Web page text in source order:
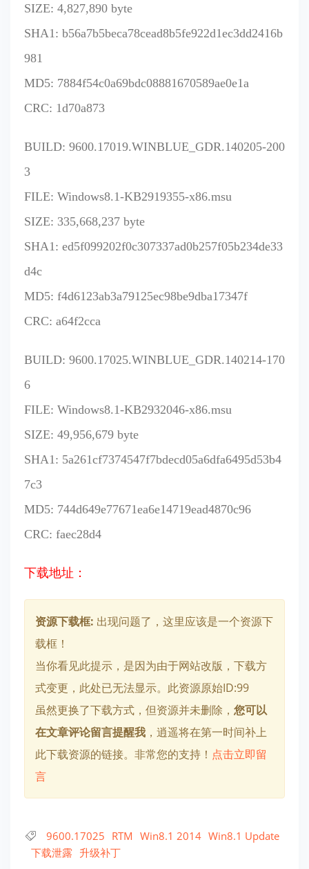
SIZE: 4,827,890 byte
SHA1: b56a7b5beca78cead8b5fe922d1ec3dd2416b
981
MD5: 7884f54c0a69bdc08881670589ae0e1a
CRC: 1d70a873
BUILD: 9600.17019.WINBLUE_GDR.140205-200
3
FILE: Windows8.1-KB2919355-x86.msu
SIZE: 335,668,237 byte
SHA1: ed5f099202f0c307337ad0b257f05b234de33
d4c
MD5: f4d6123ab3a79125ec98be9dba17347f
CRC: a64f2cca
BUILD: 9600.17025.WINBLUE_GDR.140214-170
6
FILE: Windows8.1-KB2932046-x86.msu
SIZE: 49,956,679 byte
SHA1: 5a261cf7374547f7bdecd05a6dfa6495d53b4
7c3
MD5: 744d649e77671ea6e14719ead4870c96
CRC: faec28d4
下载地址：
资源下载框: 出现问题了，这里应该是一个资源下
载框！
当你看见此提示，是因为由于网站改版，下载方
式变更，此处已无法显示。此资源原始ID:99
虽然更换了下载方式，但资源并未删除， 您可以
在文章评论留言提醒我 ，逍遥将在第一时间补上
此下载资源的链接。非常您的支持！ 点击立即留
言
9600.17025 RTM Win8.1 2014 Win8.1 Update
下载泄露 升级补丁